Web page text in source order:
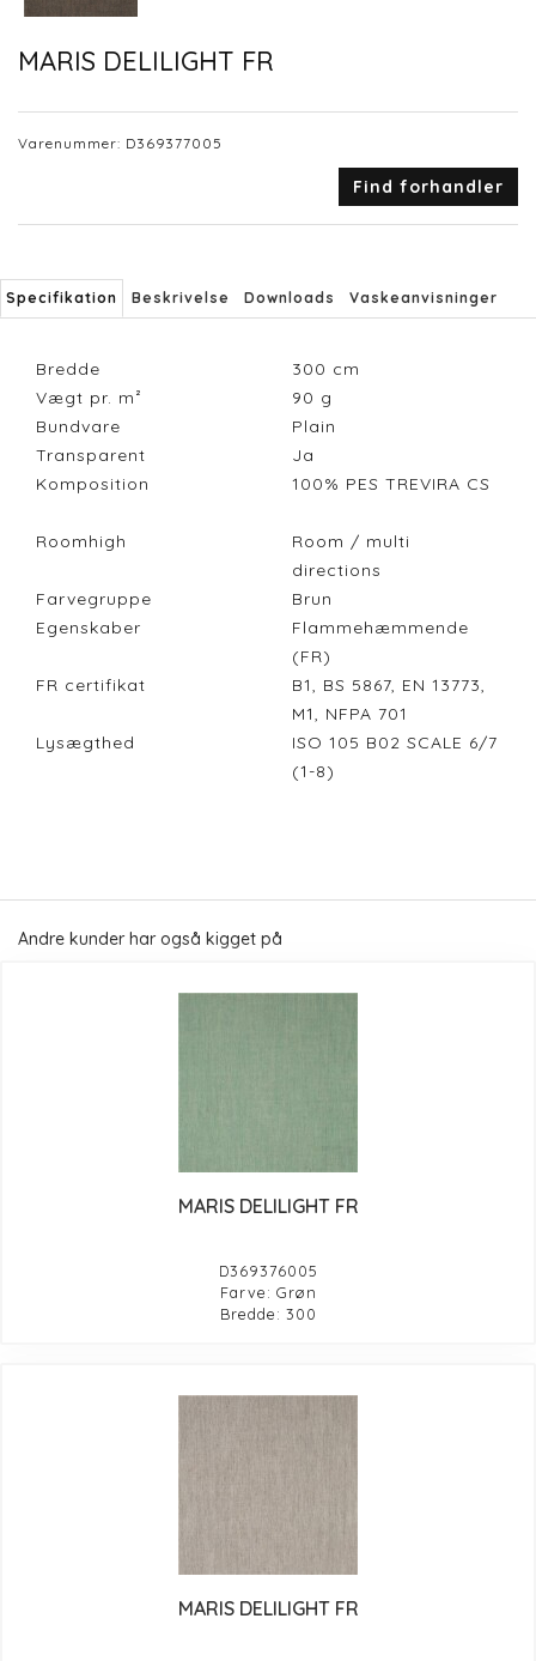
MARIS DELILIGHT FR
Varenummer: D369377005
Find forhandler
Specifikation Beskrivelse Downloads Vaskeanvisninger
Bredde 300 cm
Vægt pr. m²
90 g
Bundvare
Plain
Transparent
Ja
Komposition
100% PES TREVIRA CS
Roomhigh
Room / multi
directions
Farvegruppe
Brun
Egenskaber
Flammehæmmende
(FR)
FR certifikat
B1, BS 5867, EN 13773,
M1, NFPA 701
Lysægthed
ISO 105 B02 SCALE 6/7
(1-8)
Andre kunder har også kigget på
MARIS DELILIGHT FR
D369376005
Farve: Grøn
Bredde: 300
MARIS DELILIGHT FR